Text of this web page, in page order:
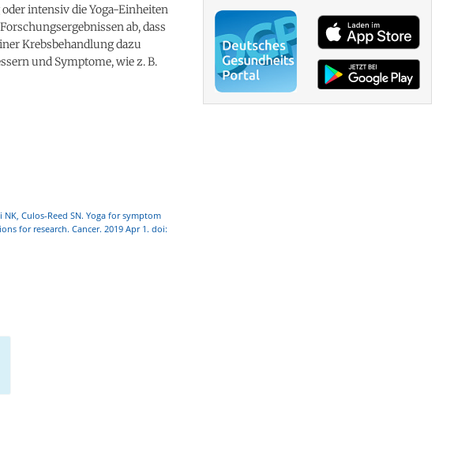
intensiv die Yoga-Einheiten
ab, dass
Krebsbehandlung dazu
und Symptome, wie z. B.
Culos-Reed SN. Yoga for symptom
for research. Cancer. 2019 Apr 1. doi: